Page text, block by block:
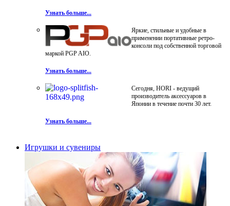
Узнать больше...
Яркие, стильные и удобные в
применении портативные ретро-
консоли под собственной торговой
маркой PGP AIO.
Узнать больше...
Сегодня, HORI - ведущий
производитель аксессуаров в
Японии в течение почти 30 лет.
Узнать больше...
Игрушки и сувениры